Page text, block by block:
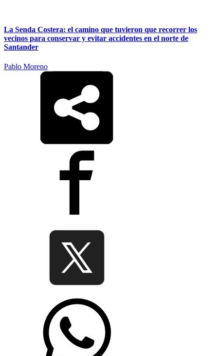
La Senda Costera: el camino que tuvieron que recorrer los
vecinos para conservar y evitar accidentes en el norte de
Santander
Pablo Moreno